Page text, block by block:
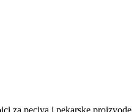
za peciva i pekarske proizvode